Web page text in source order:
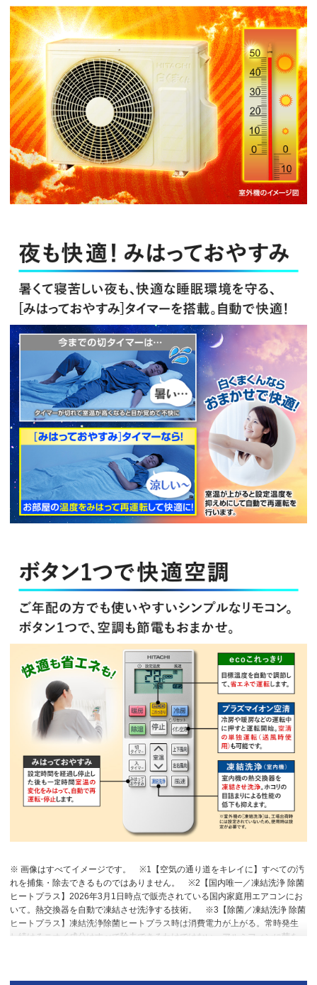
※ 画像はすべてイメージです。
※1【空気の通り道をキレイに】すべての汚
れを捕集・除去できるものではありません。
※2【国内唯一／凍結洗浄 除菌
ヒートプラス】2026年3月1日時点で販売されている国内家庭用エアコンにお
いて。熱交換器を自動で凍結させ洗浄する技術。
※3【除菌／凍結洗浄 除菌
ヒートプラス】凍結洗浄除菌ヒートプラス時は消費電力が上がる。常時発生
し続けるニオイ成分はすべて除去できるわけではない。アルミフィンに菌を